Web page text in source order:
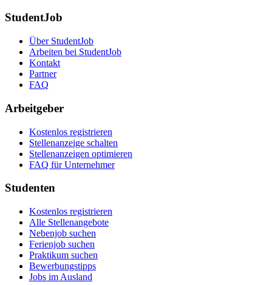
StudentJob
Über StudentJob
Arbeiten bei StudentJob
Kontakt
Partner
FAQ
Arbeitgeber
Kostenlos registrieren
Stellenanzeige schalten
Stellenanzeigen optimieren
FAQ für Unternehmer
Studenten
Kostenlos registrieren
Alle Stellenangebote
Nebenjob suchen
Ferienjob suchen
Praktikum suchen
Bewerbungstipps
Jobs im Ausland